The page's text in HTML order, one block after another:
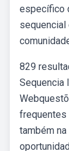
específico
sequencial
829
Sequencia
frequentes
também